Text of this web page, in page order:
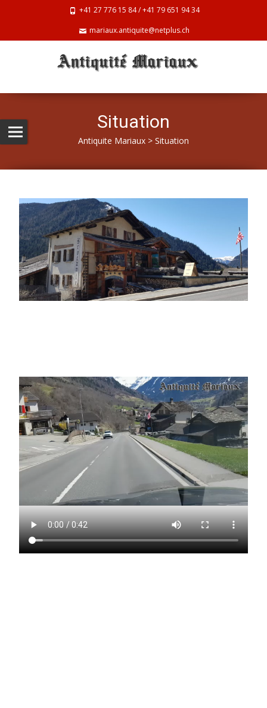
+41 27 776 15 84 / +41 79 651 94 34
mariaux.antiquite@netplus.ch
Situation
Antiquite Mariaux > Situation